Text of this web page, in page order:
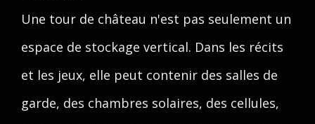
Une tour de château n'est pas seulement un
espace de stockage vertical. Dans les récits
et les jeux, elle peut contenir des salles de
garde, des chambres solaires, des cellules,